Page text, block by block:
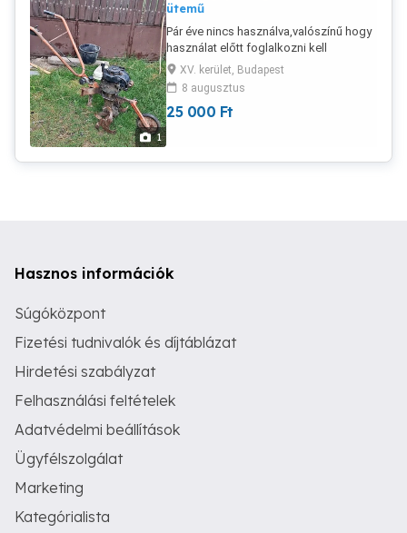
1
ütemű
Pár éve nincs használva,valószínű hogy
használat előtt foglalkozni kell
vele.Budapest 15. kerületből elvihető.
XV. kerület, Budapest
8 augusztus
25 000 Ft
Hasznos információk
Súgóközpont
Fizetési tudnivalók és díjtáblázat
Hirdetési szabályzat
Felhasználási feltételek
Adatvédelmi beállítások
Ügyfélszolgálat
Marketing
Kategórialista